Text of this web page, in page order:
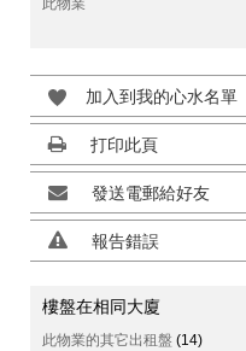
此物業
加入到我的心水名單
打印此頁
發送電郵給好友
報告錯誤
樓盤在相同大廈
此物業的其它出租盤 (14)